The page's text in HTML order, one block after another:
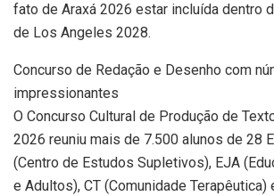
fato de Araxá 2026 estar incluída dentro
de Los Angeles 2028.
Concurso de Redação e Desenho com
impressionantes
O Concurso Cultural de Produção de
2026 reuniu mais de 7.500 alunos de 28
(Centro de Estudos Supletivos), EJA
e Adultos), CT (Comunidade Terapêutica)